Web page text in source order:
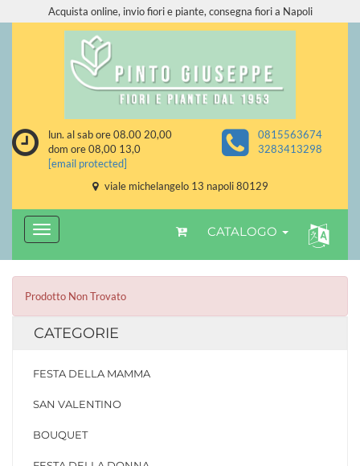
Acquista online, invio fiori e piante, consegna fiori a Napoli
lun. al sab ore 08.00 20,00
dom ore 08,00 13,0
[email protected]
0815563674
3283413298
viale michelangelo 13 napoli 80129
CATALOGO
Prodotto Non Trovato
CATEGORIE
FESTA DELLA MAMMA
SAN VALENTINO
BOUQUET